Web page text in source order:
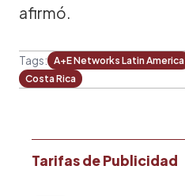
afirmó.
Tags: A+E Networks Latin America
Costa Rica
Tarifas de Publicidad